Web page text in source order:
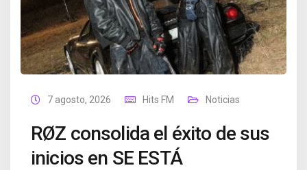
7 agosto, 2026 Hits FM Noticias
RØZ consolida el éxito de sus
inicios en SE ESTÁ